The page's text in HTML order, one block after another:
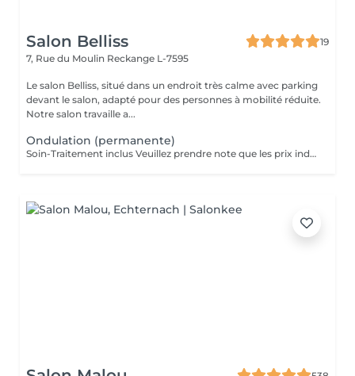
Salon Belliss
19
7, Rue du Moulin Reckange L-7595
Le salon Belliss, situé dans un endroit très calme avec parking
devant le salon, adapté pour des personnes à mobilité réduite.
Notre salon travaille a...
Ondulation (permanente)
Soin-Traitement inclus Veuillez prendre note que les prix indiqués sur Salonkee sont communiqués à titre informatif et s'entendent de base. Ces derniers sont susceptibles de varier selon le diagnostic réalisé à votre arrivée au salon et l'expertise du professionnel à qui vous confiez votre beauté. Dans tous les cas, un devis précis vous sera proposé et toutes réalisations de prestations seront effectuées avec votre accord. Un grand merci d'avance pour votre compréhension. Au plaisir de vous recevoir très vite.